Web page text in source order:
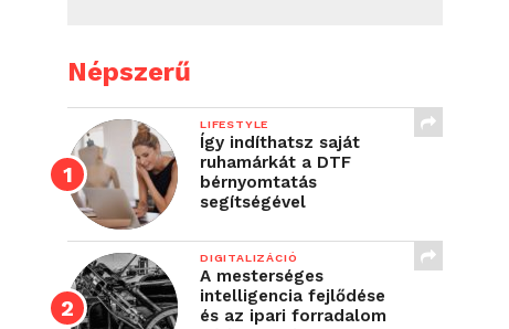
Népszerű
LIFESTYLE
Így indíthatsz saját
ruhamárkát a DTF
bérnyomtatás
segítségével
DIGITALIZÁCIÓ
A mesterséges
intelligencia fejlődése
és az ipari forradalom